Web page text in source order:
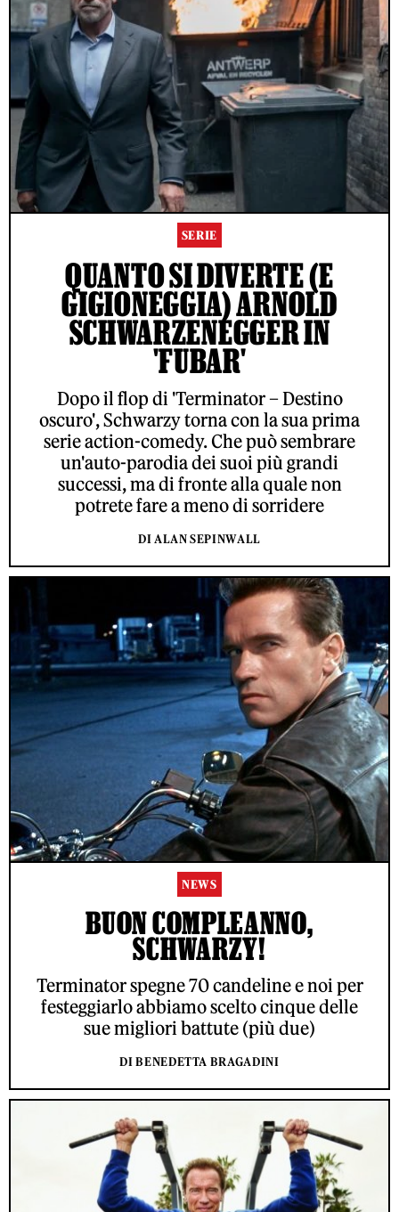
SERIE
QUANTO SI DIVERTE (E
GIGIONEGGIA) ARNOLD
SCHWARZENEGGER IN
'FUBAR'
Dopo il flop di 'Terminator – Destino
oscuro', Schwarzy torna con la sua prima
serie action-comedy. Che può sembrare
un'auto-parodia dei suoi più grandi
successi, ma di fronte alla quale non
potrete fare a meno di sorridere
DI ALAN SEPINWALL
NEWS
BUON COMPLEANNO,
SCHWARZY!
Terminator spegne 70 candeline e noi per
festeggiarlo abbiamo scelto cinque delle
sue migliori battute (più due)
DI BENEDETTA BRAGADINI